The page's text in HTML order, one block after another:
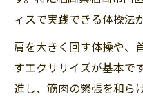
ィスで実践できる体操法
肩を大きく回す体操や、
すエクササイズが基本で
進し、筋肉の緊張を和ら